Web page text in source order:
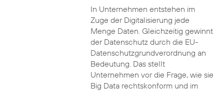
In Unternehmen entstehen im
Zuge der Digitalisierung jede
Menge Daten. Gleichzeitig gewinnt
der Datenschutz durch die EU-
Datenschutzgrundverordnung an
Bedeutung. Das stellt
Unternehmen vor die Frage, wie sie
Big Data rechtskonform und im